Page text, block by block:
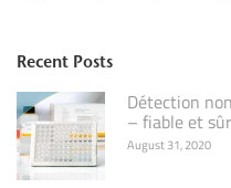
Recent Posts
Détection
– fiable et
August 31, 2020